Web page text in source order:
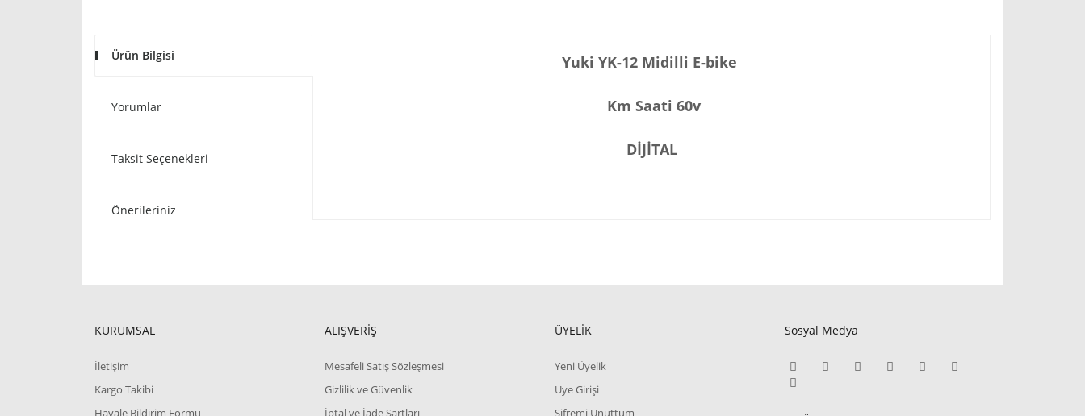
Ürün Bilgisi
Yorumlar
Taksit Seçenekleri
Önerileriniz
Yuki YK-12 Midilli E-bike
Km Saati 60v
DİJİTAL
KURUMSAL
İletişim
Kargo Takibi
Havale Bildirim Formu
ALIŞVERİŞ
Mesafeli Satış Sözleşmesi
Gizlilik ve Güvenlik
İptal ve İade Şartları
ÜYELİK
Yeni Üyelik
Üye Girişi
Şifremi Unuttum
Sosyal Medya